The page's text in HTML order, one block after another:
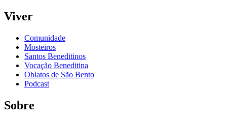
Viver
Comunidade
Mosteiros
Santos Beneditinos
Vocação Beneditina
Oblatos de São Bento
Podcast
Sobre